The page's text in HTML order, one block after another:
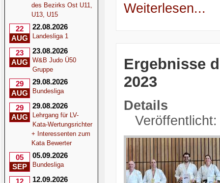
des Bezirks Ost U11,
U13, U15
22
AUG
22.08.2026
Landesliga 1
23
AUG
23.08.2026
W&B Judo Ü50
Gruppe
29
AUG
29.08.2026
Bundesliga
29
AUG
29.08.2026
Lehrgang für LV-
Kata-Wertungsrichter
+ Interessenten zum
Kata Bewerter
05
SEP
05.09.2026
Bundesliga
12
12.09.2026
Weiterlesen...
Ergebnisse
2023
Details